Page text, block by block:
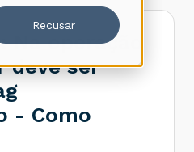
Recusar
Na operação
deve ser
- Como